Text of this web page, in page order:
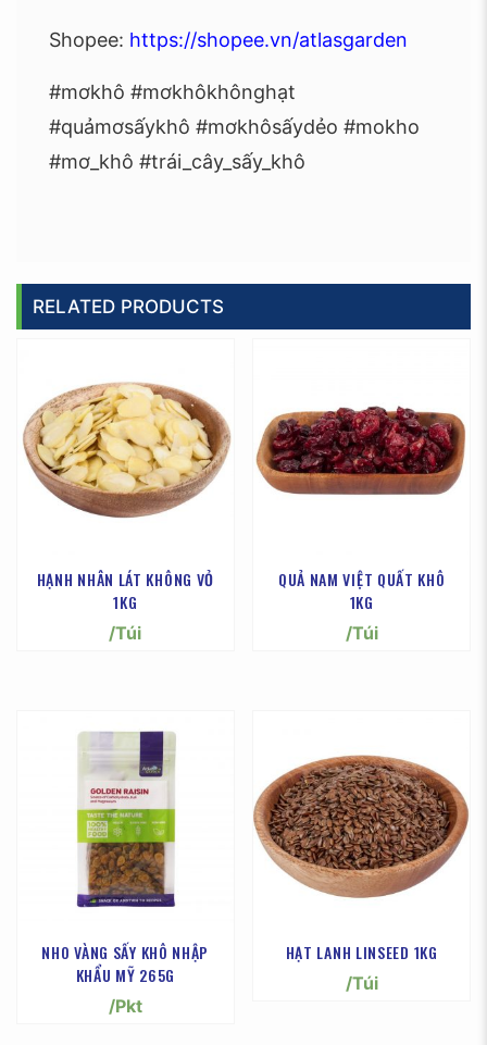
Shopee: https://shopee.vn/atlasgarden
#mơkhô #mơkhôkhônghạt
#quảmơsấykhô #mơkhôsấydẻo #mokho
#mơ_khô #trái_cây_sấy_khô
RELATED PRODUCTS
HẠNH NHÂN LÁT KHÔNG VỎ
1KG
/Túi
QUẢ NAM VIỆT QUẤT KHÔ
1KG
/Túi
NHO VÀNG SẤY KHÔ NHẬP
KHẨU MỸ 265G
/Pkt
HẠT LANH LINSEED 1KG
/Túi